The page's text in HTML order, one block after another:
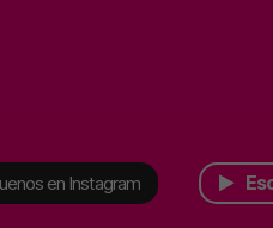
en Instagram